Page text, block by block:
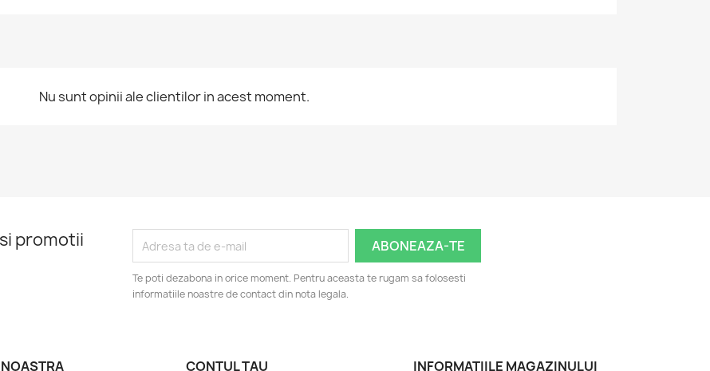
Nu sunt opinii ale clientilor in acest moment.
promotii
Te poti dezabona in orice moment. Pentru aceasta te rugam sa folosesti
informatiile noastre de contact din nota legala.
CONTUL TAU INFORMATIILE MAGAZINULUI